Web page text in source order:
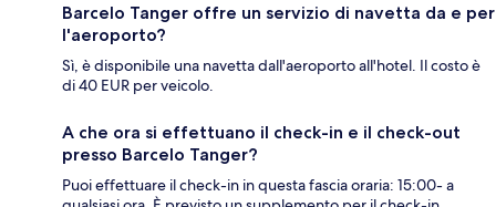
Barcelo Tanger offre un servizio di navetta da e per
l'aeroporto?
Sì, è disponibile una navetta dall'aeroporto all'hotel. Il costo è
di 40 EUR per veicolo.
A che ora si effettuano il check-in e il check-out
presso Barcelo Tanger?
Puoi effettuare il check-in in questa fascia oraria: 15:00- a